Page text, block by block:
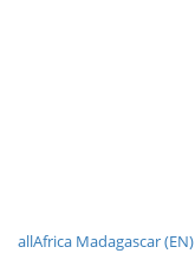
allAfrica Madagascar (EN)